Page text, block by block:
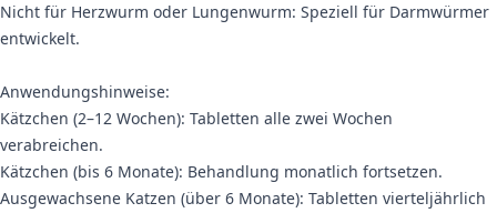
Nicht für Herzwurm oder Lungenwurm: Speziell für Darmwürmer
entwickelt.
Anwendungshinweise:
Kätzchen (2–12 Wochen): Tabletten alle zwei Wochen
verabreichen.
Kätzchen (bis 6 Monate): Behandlung monatlich fortsetzen.
Ausgewachsene Katzen (über 6 Monate): Tabletten vierteljährlich